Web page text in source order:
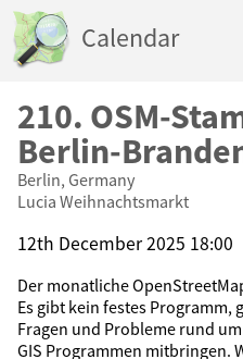
Calendar
210. OSM-
Berlin-
Berlin, Germany
Lucia Weihnachtsmarkt
12th December 2025 18:00
Der monatliche
Es gibt kein festes Programm,
Fragen und Probleme rund
GIS Programmen mitbringen.